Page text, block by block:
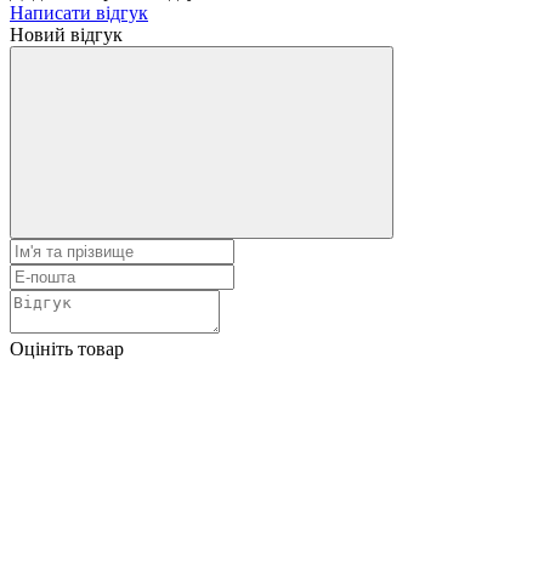
Написати відгук
Новий відгук
Оцініть товар